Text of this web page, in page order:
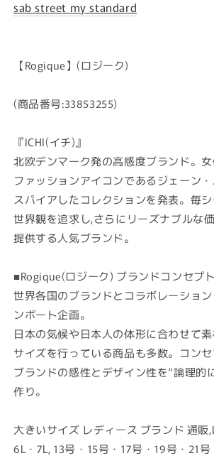
sab street my standard
【Rogique】(ロジーク)
(商品番号:33853255)
『ICHI(イチ)』
北欧デンマーク発の高感度ブランド。
ファッションアイコンであるジェーン
スパイアしたコレクションを発表。毎
世界観を追求し,さらにリーズナブルな
提供する人気ブランド。
■Rogique(ロジーク) ブランドコンセプ
世界各国のブランドとコラボレーショ
ンポート企画。
日本の気候や日本人の体形に合わせて
サイズを行っている商品も多数。コン
ブランドの感性とデザイン性を“論理的
作り。
大きいサイズ レディース ブランド 通販
6L・7L, 13号・15号・17号・19号・21